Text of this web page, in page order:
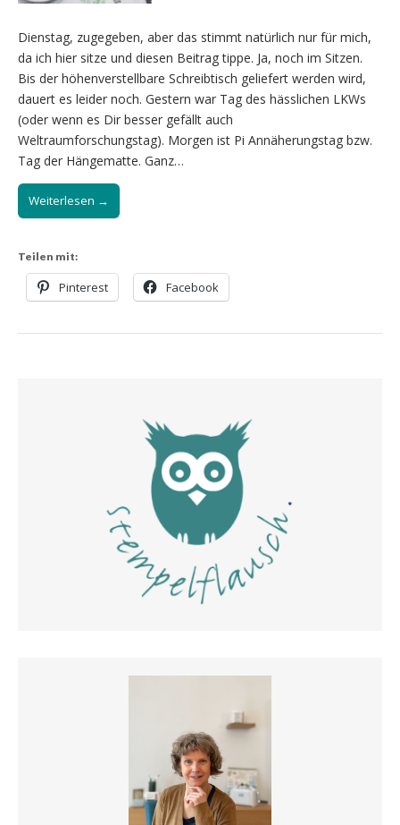
Dienstag, zugegeben, aber das stimmt natürlich nur für mich,
da ich hier sitze und diesen Beitrag tippe. Ja, noch im Sitzen.
Bis der höhenverstellbare Schreibtisch geliefert werden wird,
dauert es leider noch. Gestern war Tag des hässlichen LKWs
(oder wenn es Dir besser gefällt auch
Weltraumforschungstag). Morgen ist Pi Annäherungstag bzw.
Tag der Hängematte. Ganz…
Weiterlesen →
Teilen mit:
Pinterest Facebook